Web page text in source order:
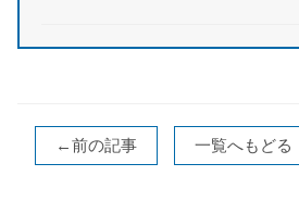
←前の記事 一覧へもどる